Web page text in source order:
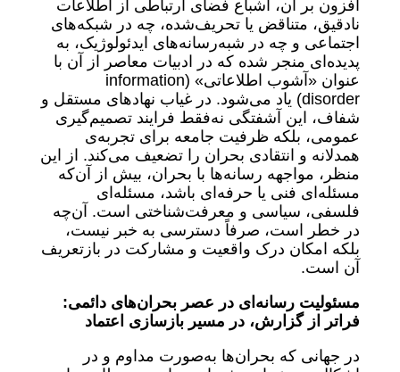
افزون بر آن، اشباع فضای ارتباطی از اطلاعات
نادقیق، متناقض یا تحریف‌شده، چه در شبکه‌های
اجتماعی و چه در شبه‌رسانه‌های ایدئولوژیک، به
پدیده‌ای منجر شده که در ادبیات معاصر از آن با
عنوان «آشوب اطلاعاتی» (information
disorder) یاد می‌شود. در غیاب نهادهای مستقل و
شفاف، این آشفتگی نه‌فقط فرایند تصمیم‌گیری
عمومی، بلکه ظرفیت جامعه برای تجربه‌ی
همدلانه و انتقادی بحران را تضعیف می‌کند. از این
منظر، مواجهه رسانه‌ها با بحران، بیش از آن‌که
مسئله‌ای فنی یا حرفه‌ای باشد، مسئله‌ای
فلسفی، سیاسی و معرفت‌شناختی است. آن‌چه
در خطر است، صرفاً دسترسی به خبر نیست،
بلکه امکان درک واقعیت و مشارکت در بازتعریف
آن است.
مسئولیت رسانه‌ای در عصر بحران‌های دائمی:
فراتر از گزارش، در مسیر بازسازی اعتماد
در جهانی که بحران‌ها به‌صورت مداوم و در